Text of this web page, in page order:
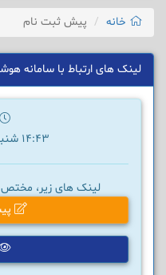
خانه پیش ثبت نام
لینک های ارتباط با سامانه
14:43 شنبه, 17 مرداد 1405
لینک های زیر،